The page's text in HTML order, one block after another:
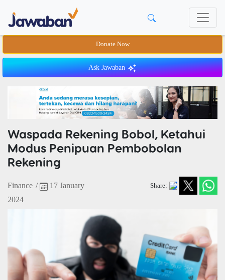
Donate Now
Ask Jawaban
Waspada Rekening Bobol, Ketahui
Modus Penipuan Pembobolan
Rekening
Finance /
17 January
2024
Share: